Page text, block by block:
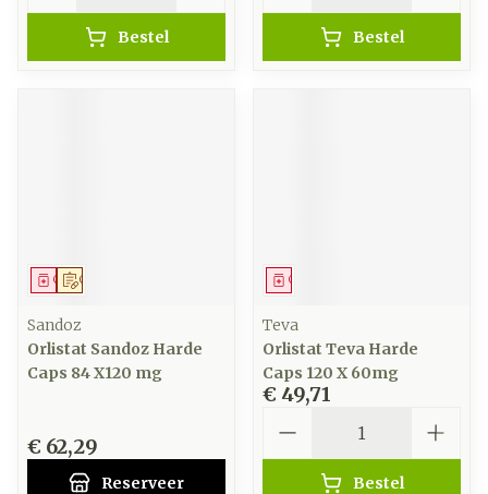
Bestel Bestel
Op voorschrift
Geneesmiddel
Sandoz
Orlistat Sandoz Harde
Caps 84 X120 mg
€ 62,29
Reserveer
Geneesmiddel
Teva
Orlistat Teva Harde
Caps 120 X 60mg
€ 49,71
Bestel